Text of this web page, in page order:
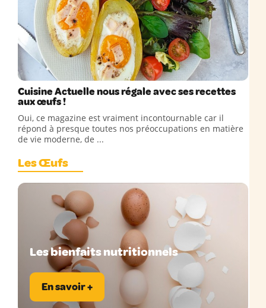
Cuisine Actuelle nous régale avec ses recettes
aux œufs !
Oui, ce magazine est vraiment incontournable car il
répond à presque toutes nos préoccupations en matière
de vie moderne, de ...
Les Œufs
Les bienfaits nutritionnels
En savoir +